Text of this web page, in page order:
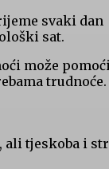
svaki dan
sat.
može
trudnoće.
ali tjeskoba i